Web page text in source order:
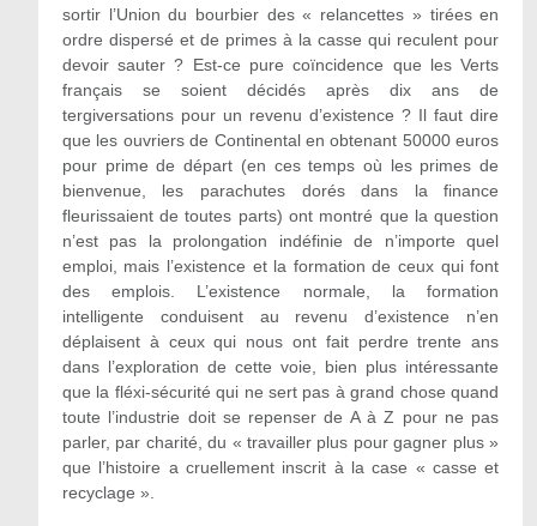
sortir l’Union du bourbier des « relancettes » tirées en
ordre dispersé et de primes à la casse qui reculent pour
devoir sauter ? Est-ce pure coïncidence que les Verts
français se soient décidés après dix ans de
tergiversations pour un revenu d’existence ? Il faut dire
que les ouvriers de Continental en obtenant 50000 euros
pour prime de départ (en ces temps où les primes de
bienvenue, les parachutes dorés dans la finance
fleurissaient de toutes parts) ont montré que la question
n’est pas la prolongation indéfinie de n’importe quel
emploi, mais l’existence et la formation de ceux qui font
des emplois. L’existence normale, la formation
intelligente conduisent au revenu d’existence n’en
déplaisent à ceux qui nous ont fait perdre trente ans
dans l’exploration de cette voie, bien plus intéressante
que la fléxi-sécurité qui ne sert pas à grand chose quand
toute l’industrie doit se repenser de A à Z pour ne pas
parler, par charité, du « travailler plus pour gagner plus »
que l’histoire a cruellement inscrit à la case « casse et
recyclage ».